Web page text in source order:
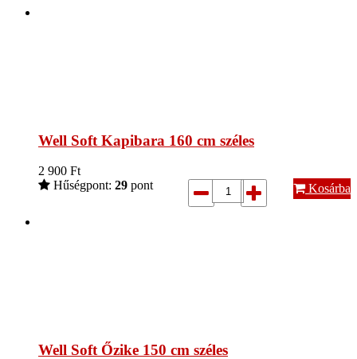
Well Soft Kapibara 160 cm széles
2 900 Ft
Hűségpont: 29 pont Kosárba
Well Soft Őzike 150 cm széles